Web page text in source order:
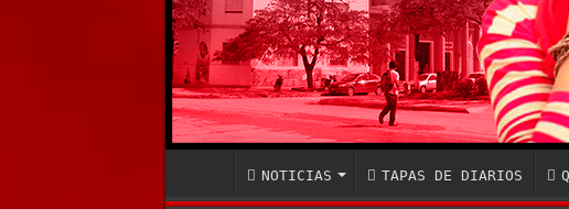
NOTICIAS TAPAS DE DIARIOS